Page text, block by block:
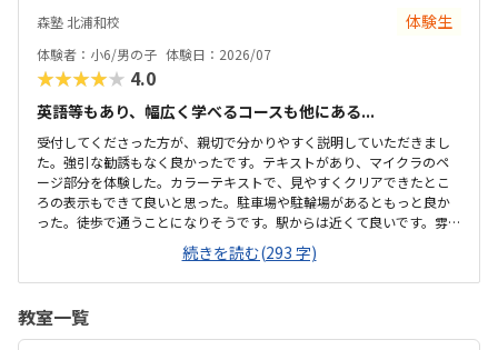
ているわけではありませんが、壁などで視線が分散しにくい工夫がさ
れており、集中しやすい雰囲気だと感じました。月4回（1回50分）で
約12,000円という料金は、我が家にとってはや...
森塾 北浦和校 体験生
体験者：小6/男の子 体験日：2026/07
★★★★★ 4.0
英語等もあり、幅広く学べるコースも他にある...
受付してくださった方が、親切で分かりやすく説明していただきまし
た。強引な勧誘もなく良かったです。テキストがあり、マイクラのペ
ージ部分を体験した。カラーテキストで、見やすくクリアできたとこ
ろの表示もできて良いと思った。駐車場や駐輪場があるともっと良か
った。徒歩で通うことになりそうです。駅からは近くて良いです。雰囲
気も良く、清潔感もあった。部屋が区切られていて、個人スペースも
確保されていて良かった。基本料金以外に、追加料金があまり無さそ
うで良かった。できれば、毎月1万以内で通いたいです。子供に熱心に
気持ちになれて良かった。
続きを読む(293 字)
教室一覧